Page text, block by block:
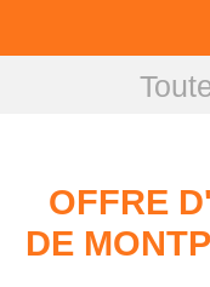
Offre d'emploi Piscine
OFFRE
DE